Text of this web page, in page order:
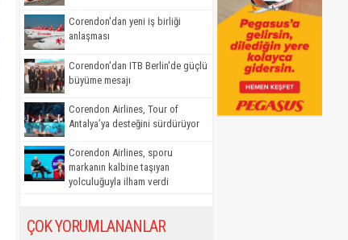
Corendon'dan yeni iş birliği
anlaşması
Corendon'dan ITB Berlin'de güçlü
büyüme mesajı
Corendon Airlines, Tour of
Antalya’ya desteğini sürdürüyor
Corendon Airlines, sporu
markanın kalbine taşıyan
yolculuğuyla ilham verdi
ÇOK YORUMLANANLAR